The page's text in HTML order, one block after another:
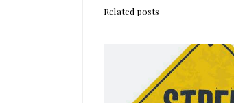
Related posts